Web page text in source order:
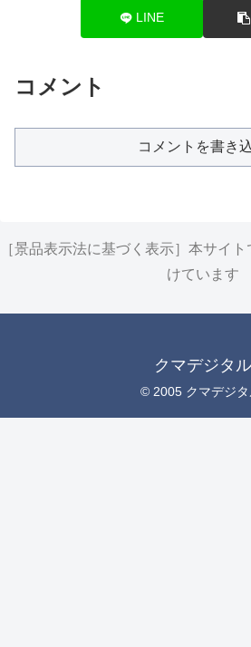
LINE
コメント
コメントを書き
［景品表示法に基づく表示］本サイ
けています
クマデジタル
© 2005 クマデジタ